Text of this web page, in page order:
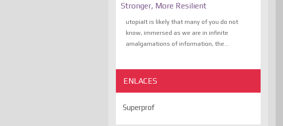
Stronger, More Resilient
utopiaIt is likely that many of you do not
know, immersed as we are in infinite
amalgamations of information, the...
ENLACES
Superprof